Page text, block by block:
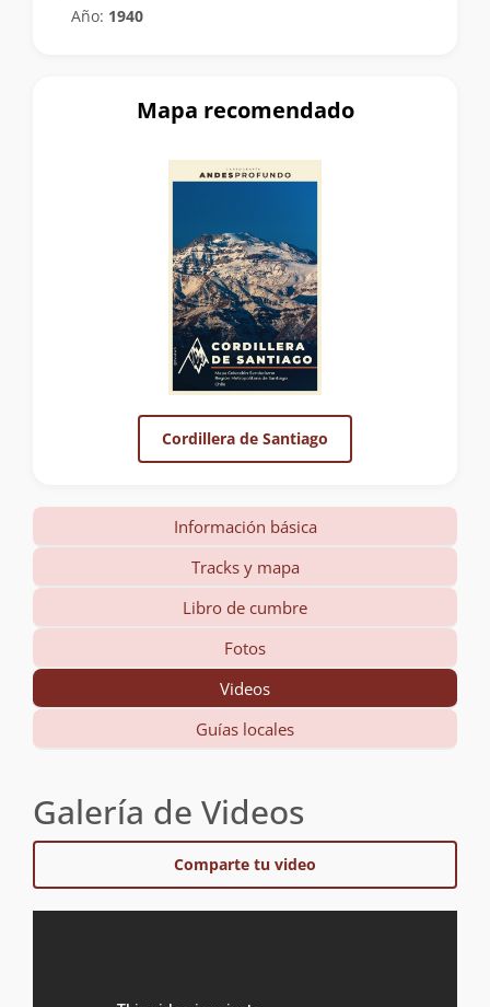
Año: 1940
Mapa recomendado
Cordillera de Santiago
Información básica
Tracks y mapa
Libro de cumbre
Fotos
Videos
Guías locales
Galería de Videos
Comparte tu video